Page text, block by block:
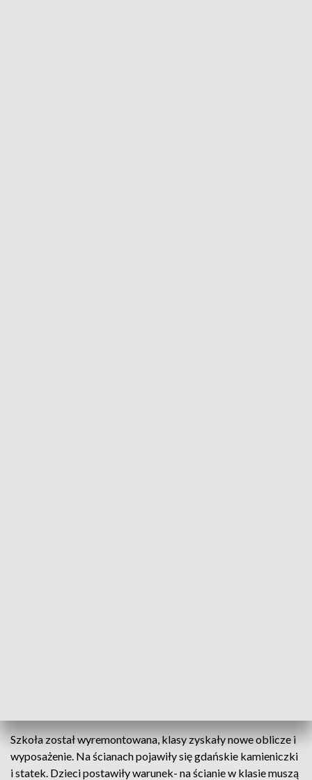
Szkoła został wyremontowana, klasy zyskały nowe oblicze i
wyposażenie. Na ścianach pojawiły się gdańskie kamieniczki
i statek. Dzieci postawiły warunek- na ścianie w klasie muszą